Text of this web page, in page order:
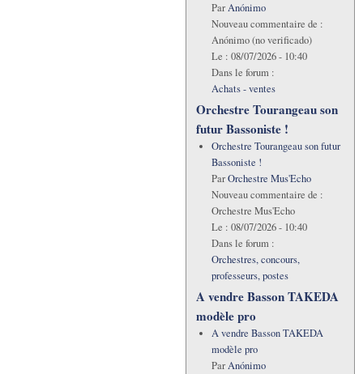
ParAnónimo
Nouveau commentaire de :
Anónimo (no verificado)
Le : 08/07/2026 - 10:40
Dans le forum :
Achats - ventes
Orchestre Tourangeau son
futur Bassoniste !
Orchestre Tourangeau son futur
Bassoniste !
ParOrchestre Mus'Echo
Nouveau commentaire de :
Orchestre Mus'Echo
Le : 08/07/2026 - 10:40
Dans le forum :
Orchestres, concours,
professeurs, postes
A vendre Basson TAKEDA
modèle pro
A vendre Basson TAKEDA
modèle pro
ParAnónimo